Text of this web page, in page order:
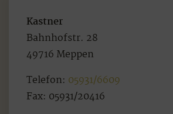
Kastner
Bahnhofstr. 28
49716 Meppen
Telefon: 05931/6609
Fax: 05931/20416